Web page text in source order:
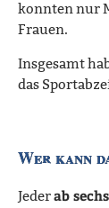
konnten nur
Frauen.
Insgesamt
das
Wer kann
Jederab